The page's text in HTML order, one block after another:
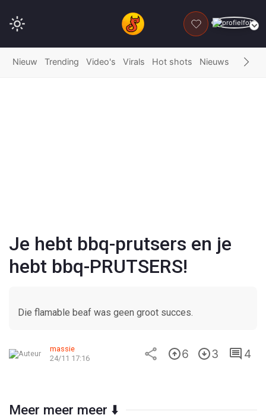
DONEER
Nieuw Trending Video's Virals Hot shots Nieuws Fails
Je hebt bbq-prutsers en je
hebt bbq-PRUTSERS!
Die flamable beaf was geen groot succes.
massie
24/11 17:16
6 3 4
Meer meer meer ⬇️